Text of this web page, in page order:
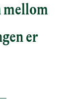
mellom
er